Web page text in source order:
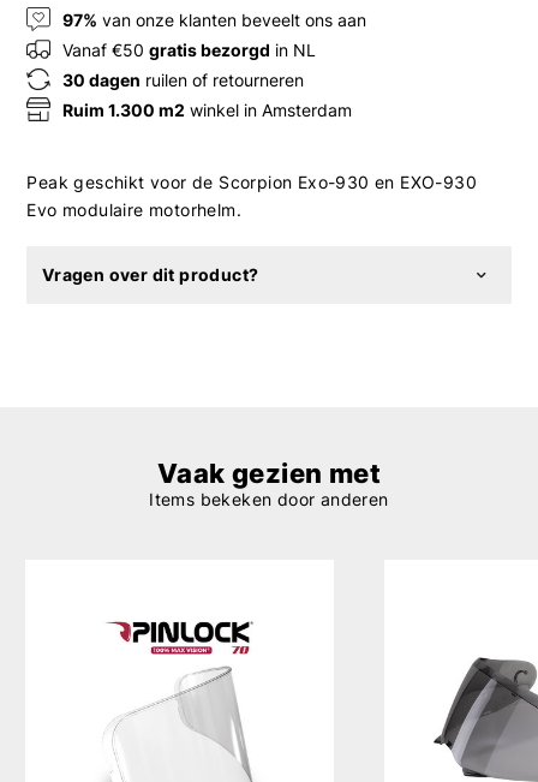
97% van onze klanten beveelt ons aan
Vanaf €50gratis bezorgd in NL
30 dagen ruilen of retourneren
Ruim 1.300 m2 winkel in Amsterdam
Peak geschikt voor de Scorpion Exo-930 en EXO-930
Evo modulaire motorhelm.
Vragen over dit product?
Vaak gezien met
Items bekeken door anderen